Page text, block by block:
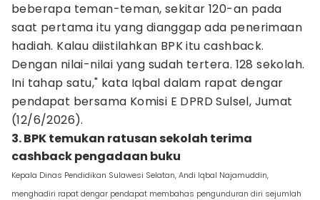
beberapa teman-teman, sekitar 120-an pada
saat pertama itu yang dianggap ada penerimaan
hadiah. Kalau diistilahkan BPK itu cashback.
Dengan nilai-nilai yang sudah tertera. 128 sekolah.
Ini tahap satu," kata Iqbal dalam rapat dengar
pendapat bersama Komisi E DPRD Sulsel, Jumat
(12/6/2026).
3. BPK temukan ratusan sekolah terima
cashback pengadaan buku
Kepala Dinas Pendidikan Sulawesi Selatan, Andi Iqbal Najamuddin,
menghadiri rapat dengar pendapat membahas pengunduran diri sejumlah